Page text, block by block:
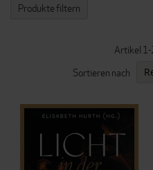
Artikel 1-
Sortieren nach
Produkte filtern